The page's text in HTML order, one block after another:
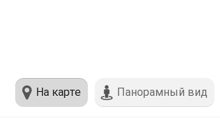
На карте Панорамный вид